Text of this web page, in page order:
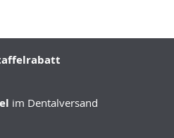
im Dentalversand